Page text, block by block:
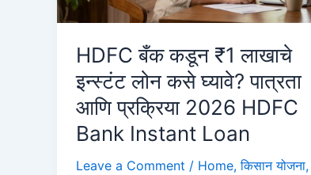
HDFC बँक कडून ₹1 लाखाचे
इन्स्टंट लोन कसे घ्यावे? पात्रता
आणि प्रक्रिया 2026 HDFC
Bank Instant Loan
Leave a Comment / Home,किसान योजना,